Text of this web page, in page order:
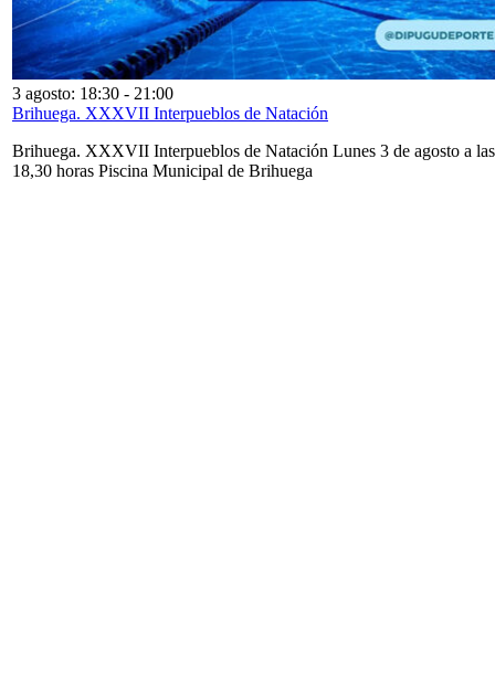
3 agosto: 18:30 - 21:00
Brihuega. XXXVII Interpueblos de Natación
Brihuega. XXXVII Interpueblos de Natación Lunes 3 de agosto a las
18,30 horas Piscina Municipal de Brihuega